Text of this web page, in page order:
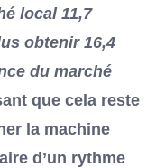
local 11,7
obtenir 16,4
du marché
que cela reste
la machine
d’un rythme